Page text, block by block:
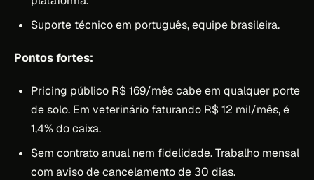
Suporte técnico em português, equipe brasileira.
Pontos fortes:
Pricing público R$ 169/mês cabe em qualquer porte
de solo. Em veterinário faturando R$ 12 mil/mês, é
1,4% do caixa.
Sem contrato anual nem fidelidade. Trabalho mensal
com aviso de cancelamento de 30 dias.